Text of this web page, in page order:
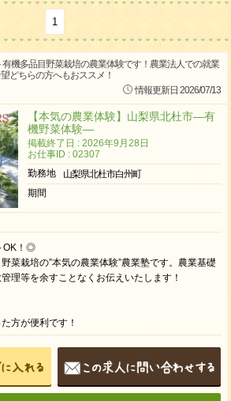
1
有機多品目野菜栽培の農業体験です！農業法人での就業
どちらの方へもおススメ！
情報更新日 2026/07/13
【本気の農業体験】山梨県北杜市―有
機野菜体験―
掲載終了日 : 2026年9月28日
お仕事ID : 02307
勤務地
山梨県北杜市白州町
期間
OK！◎
菜栽培の”本気の農業体験”農業塾です。農業基礎
理等を余すことなくお伝えいたします！
方が便利です！